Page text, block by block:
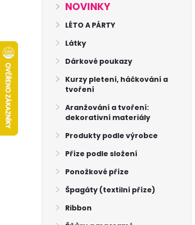
NOVINKY
LÉTO A PÁRTY
Látky
Dárkové poukazy
Kurzy pletení, háčkování a
tvoření
Aranžování a tvoření:
dekorativní materiály
Produkty podle výrobce
Příze podle složení
Ponožkové příze
Špagáty (textilní příze)
Ribbon